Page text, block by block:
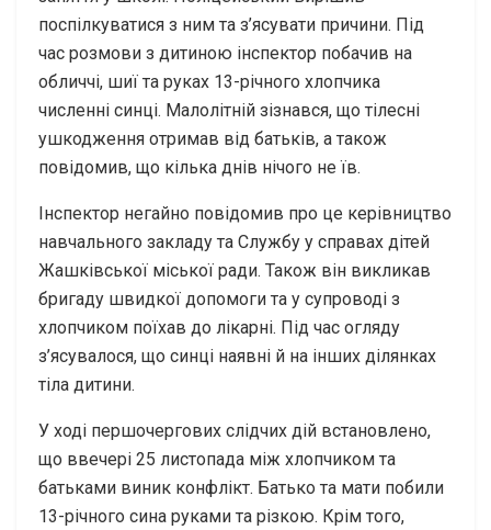
поспілкуватися з ним та з’ясувати причини. Під
час розмови з дитиною інспектор побачив на
обличчі, шиї та руках 13-річного хлопчика
численні синці. Малолітній зізнався, що тілесні
ушкодження отримав від батьків, а також
повідомив, що кілька днів нічого не їв.
Інспектор негайно повідомив про це керівництво
навчального закладу та Службу у справах дітей
Жашківської міської ради. Також він викликав
бригаду швидкої допомоги та у супроводі з
хлопчиком поїхав до лікарні. Під час огляду
з’ясувалося, що синці наявні й на інших ділянках
тіла дитини.
У ході першочергових слідчих дій встановлено,
що ввечері 25 листопада між хлопчиком та
батьками виник конфлікт. Батько та мати побили
13-річного сина руками та різкою. Крім того,